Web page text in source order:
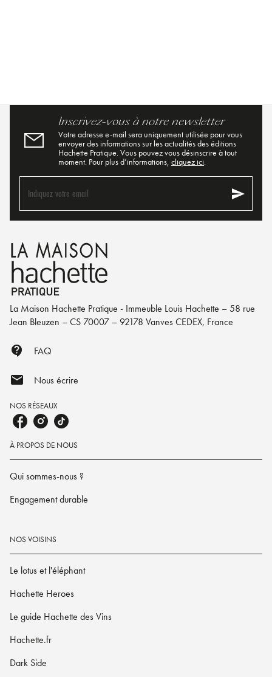
Inscrivez-vous à notre newsletter
Votre adresse e-mail sera uniquement utilisée pour vous
envoyer des informations sur les actualités des éditions
Hachette Pratique. Vous pouvez vous désinscrire à tout
moment. Pour plus d’informations, cliquez ici.
Indiquez votre email send
La Maison Hachette Pratique - Immeuble Louis Hachette – 58 rue
Jean Bleuzen – CS 70007 – 92178 Vanves CEDEX, France
contact_support FAQ
mail Nous écrire
NOS RÉSEAUX
À PROPOS DE NOUS
Qui sommes-nous ?
Engagement durable
NOS VOISINS
Le lotus et l'éléphant
Hachette Heroes
Le guide Hachette des Vins
Hachette.fr
Dark Side